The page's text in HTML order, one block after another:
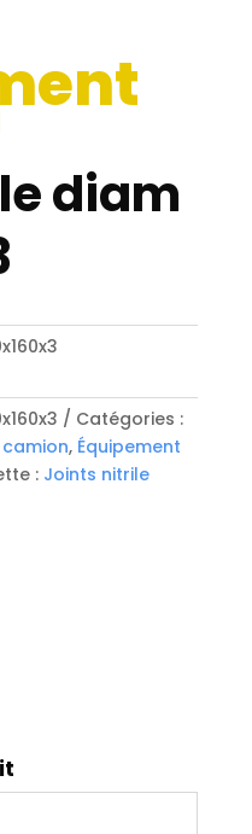
diam
Catégories :
, Équipement
: Joints nitrile